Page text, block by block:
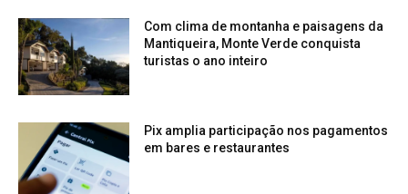
Com clima de montanha e paisagens da
Mantiqueira, Monte Verde conquista
turistas o ano inteiro
Pix amplia participação nos pagamentos
em bares e restaurantes